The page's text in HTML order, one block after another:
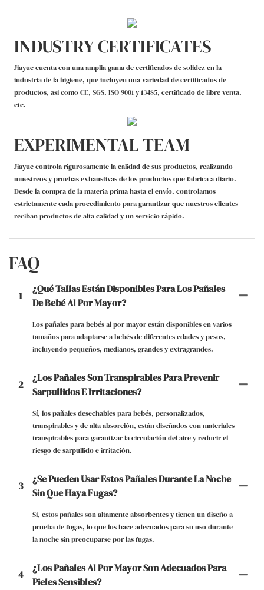
INDUSTRY CERTIFICATES
Jiayue cuenta con una amplia gama de certificados de solidez en la
industria de la higiene, que incluyen una variedad de certificados de
productos, así como CE, SGS, ISO 9001 y 13485, certificado de libre venta,
etc.
EXPERIMENTAL TEAM
Jiayue controla rigurosamente la calidad de sus productos, realizando
muestreos y pruebas exhaustivas de los productos que fabrica a diario.
Desde la compra de la materia prima hasta el envío, controlamos
estrictamente cada procedimiento para garantizar que nuestros clientes
reciban productos de alta calidad y un servicio rápido.
FAQ
1
¿Qué Tallas Están Disponibles Para Los Pañales
De Bebé Al Por Mayor?
Los pañales para bebés al por mayor están disponibles en varios
tamaños para adaptarse a bebés de diferentes edades y pesos,
incluyendo pequeños, medianos, grandes y extragrandes.
2
¿Los Pañales Son Transpirables Para Prevenir
Sarpullidos E Irritaciones?
Sí, los pañales desechables para bebés, personalizados,
transpirables y de alta absorción, están diseñados con materiales
transpirables para garantizar la circulación del aire y reducir el
riesgo de sarpullido e irritación.
3
¿Se Pueden Usar Estos Pañales Durante La Noche
Sin Que Haya Fugas?
Sí, estos pañales son altamente absorbentes y tienen un diseño a
prueba de fugas, lo que los hace adecuados para su uso durante
la noche sin preocuparse por las fugas.
4
¿Los Pañales Al Por Mayor Son Adecuados Para
Pieles Sensibles?